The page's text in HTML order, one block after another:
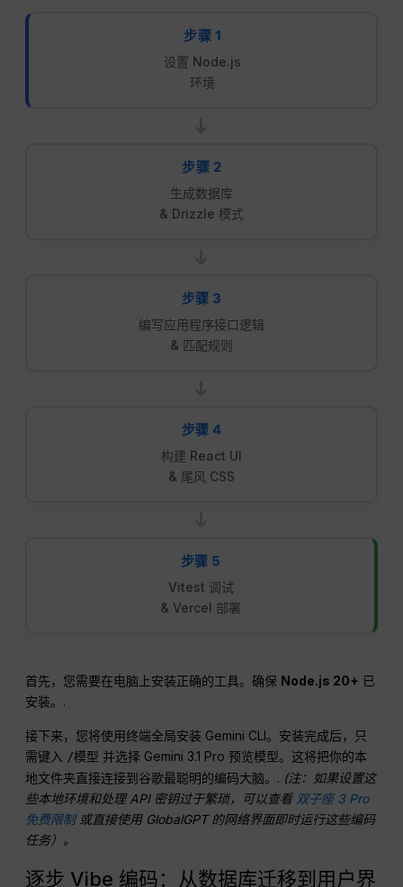
步骤 1
设置 Node.js
环境
步骤 2
生成数据库
& Drizzle 模式
步骤 3
编写应用程序接口逻辑
& 匹配规则
步骤 4
构建 React UI
& 尾风 CSS
步骤 5
Vitest 调试
& Vercel 部署
首先，您需要在电脑上安装正确的工具。确保 Node.js 20+ 已
安装。.
接下来，您将使用终端全局安装 Gemini CLI。安装完成后，只
需键入 /模型 并选择 Gemini 3.1 Pro 预览模型。这将把你的本
地文件夹直接连接到谷歌最聪明的编码大脑。. (注：如果设置这
些本地环境和处理 API 密钥过于繁琐，可以查看 双子座 3 Pro
免费限制或直接使用 GlobalGPT 的网络界面即时运行这些编码
任务）。
逐步 Vibe 编码：从数据库迁移到用户界